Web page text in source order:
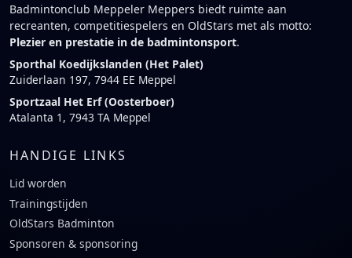
Badmintonclub Meppeler Meppers biedt ruimte aan
recreanten, competitiespelers en OldStars met als motto:
Plezier en prestatie in de badmintonsport.
Sporthal Koedijkslanden (Het Palet)
Zuiderlaan 197, 7944 EE Meppel
Sportzaal Het Erf (Oosterboer)
Atalanta 1, 7943 TA Meppel
HANDIGE LINKS
Lid worden
Trainingstijden
OldStars Badminton
Sponsoren & sponsoring